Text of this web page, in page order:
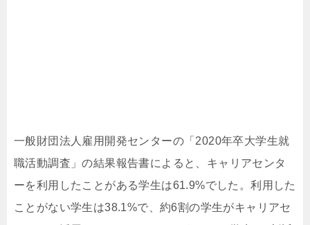
一般財団法人雇用開発センターの「2020年卒大学生就
職活動調査」の結果報告書によると、キャリアセンタ
ーを利用したことがある学生は61.9%でした。利用した
ことがない学生は38.1%で、約6割の学生がキャリアセ